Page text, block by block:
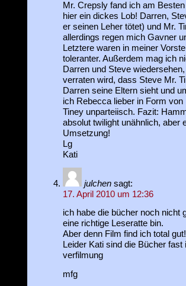
Mr. Crepsly fand ich am
hier ein dickes Lob! Darren,
er seinen Leher tötet) und Mr.
allerdings regen mich Gavner
Letztere waren in meiner
toleranter. Außerdem mag ich
Darren und Steve
verraten wird, dass Steve Mr.
Darren seine Eltern sieht und
ich Rebecca lieber in Form
Tiney unparteiisch. Fazit:
absolut twilight unähnlich, aber
Umsetzung!
Lg
Kati
julchen sagt:
17. April 2010 um 12:36
ich habe die bücher noch nicht
eine richtige Leseratte bin.
Aber denn Film find ich total
Leider Kati sind die Bücher
verfilmung
mfg